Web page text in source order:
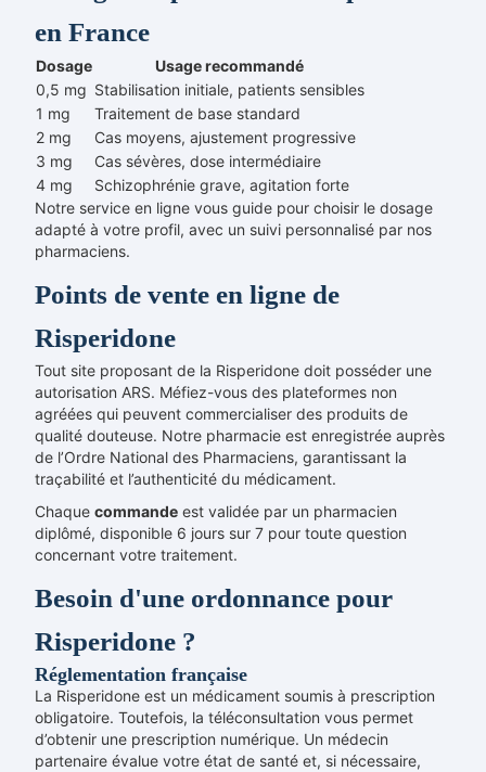
en France
Dosage
Usage recommandé
0,5 mg Stabilisation initiale, patients sensibles
1 mg
Traitement de base standard
2 mg
Cas moyens, ajustement progressive
3 mg
Cas sévères, dose intermédiaire
4 mg
Schizophrénie grave, agitation forte
Notre service en ligne vous guide pour choisir le dosage
adapté à votre profil, avec un suivi personnalisé par nos
pharmaciens.
Points de vente en ligne de
Risperidone
Tout site proposant de la Risperidone doit posséder une
autorisation ARS. Méfiez-vous des plateformes non
agréées qui peuvent commercialiser des produits de
qualité douteuse. Notre pharmacie est enregistrée auprès
de l’Ordre National des Pharmaciens, garantissant la
traçabilité et l’authenticité du médicament.
Chaque commande est validée par un pharmacien
diplômé, disponible 6 jours sur 7 pour toute question
concernant votre traitement.
Besoin d'une ordonnance pour
Risperidone ?
Réglementation française
La Risperidone est un médicament soumis à prescription
obligatoire. Toutefois, la téléconsultation vous permet
d’obtenir une prescription numérique. Un médecin
partenaire évalue votre état de santé et, si nécessaire,